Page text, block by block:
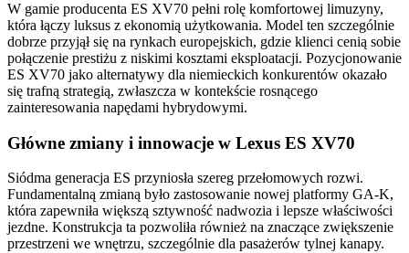
W gamie producenta ES XV70 pełni rolę komfortowej limuzyny,
która łączy luksus z ekonomią użytkowania. Model ten szczególnie
dobrze przyjął się na rynkach europejskich, gdzie klienci cenią sobie
połączenie prestiżu z niskimi kosztami eksploatacji. Pozycjonowanie
ES XV70 jako alternatywy dla niemieckich konkurentów okazało
się trafną strategią, zwłaszcza w kontekście rosnącego
zainteresowania napędami hybrydowymi.
Główne zmiany i innowacje w Lexus ES XV70
Siódma generacja ES przyniosła szereg przełomowych rozwi.
Fundamentalną zmianą było zastosowanie nowej platformy GA-K,
która zapewniła większą sztywność nadwozia i lepsze właściwości
jezdne. Konstrukcja ta pozwoliła również na znaczące zwiększenie
przestrzeni we wnętrzu, szczególnie dla pasażerów tylnej kanapy.